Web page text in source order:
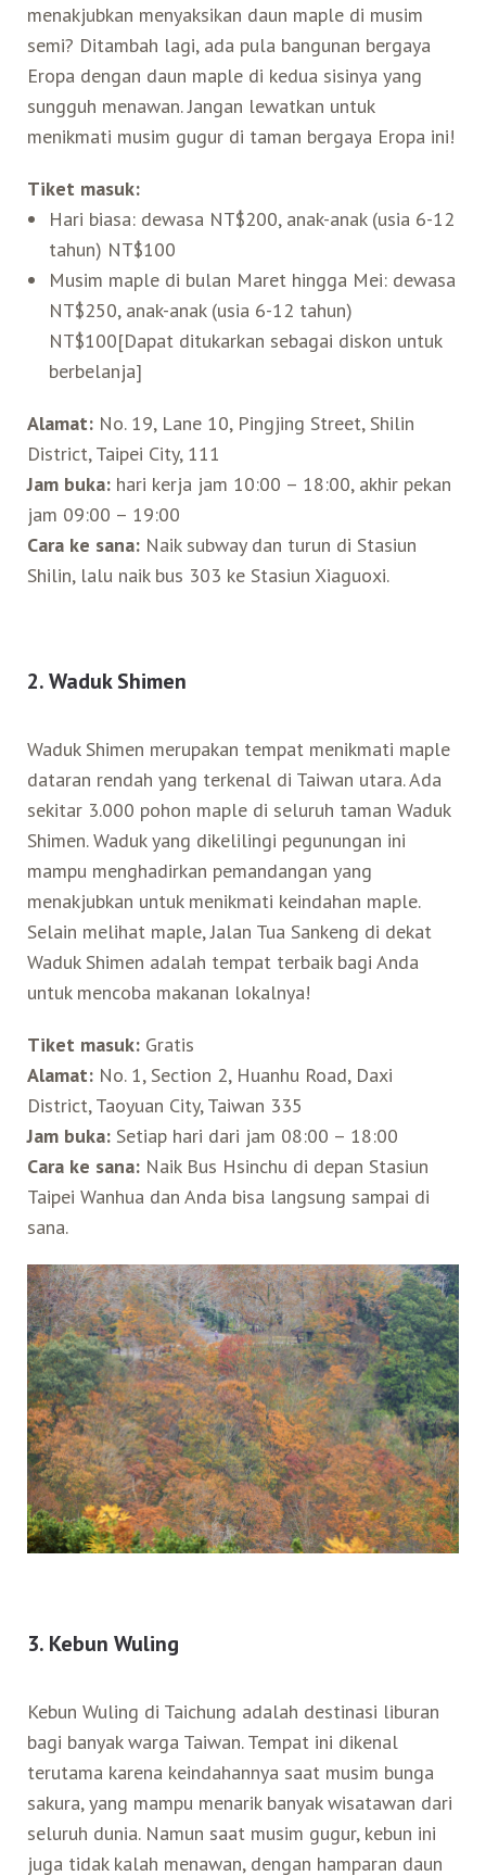
Pasar Malam
menakjubkan menyaksikan daun maple di musim
semi? Ditambah lagi, ada pula bangunan bergaya
Eropa dengan daun maple di kedua sisinya yang
sungguh menawan. Jangan lewatkan untuk
menikmati musim gugur di taman bergaya Eropa ini!
Tiket masuk:
Hari biasa: dewasa NT$200, anak-anak (usia 6-12
tahun) NT$100
Musim maple di bulan Maret hingga Mei: dewasa
NT$250, anak-anak (usia 6-12 tahun)
NT$100[Dapat ditukarkan sebagai diskon untuk
berbelanja]
Alamat:No. 19, Lane 10, Pingjing Street, Shilin
District, Taipei City, 111
Jam buka:hari kerja jam 10:00 – 18:00, akhir pekan
jam 09:00 – 19:00
Cara ke sana:Naik subway dan turun di Stasiun
Shilin, lalu naik bus 303 ke Stasiun Xiaguoxi.
2. Waduk Shimen
Waduk Shimen merupakan tempat menikmati maple
dataran rendah yang terkenal di Taiwan utara. Ada
sekitar 3.000 pohon maple di seluruh taman Waduk
Shimen. Waduk yang dikelilingi pegunungan ini
mampu menghadirkan pemandangan yang
menakjubkan untuk menikmati keindahan maple.
Selain melihat maple, Jalan Tua Sankeng di dekat
Waduk Shimen adalah tempat terbaik bagi Anda
untuk mencoba makanan lokalnya!
Tiket masuk:Gratis
Alamat:No. 1, Section 2, Huanhu Road, Daxi
District, Taoyuan City, Taiwan 335
Jam buka:Setiap hari dari jam 08:00 – 18:00
Cara ke sana:Naik Bus Hsinchu di depan Stasiun
Taipei Wanhua dan Anda bisa langsung sampai di
sana.
3. Kebun Wuling
Kebun Wuling di Taichung adalah destinasi liburan
bagi banyak warga Taiwan. Tempat ini dikenal
terutama karena keindahannya saat musim bunga
sakura, yang mampu menarik banyak wisatawan dari
seluruh dunia. Namun saat musim gugur, kebun ini
juga tidak kalah menawan, dengan hamparan daun